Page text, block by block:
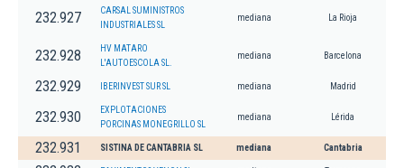
232.927
CARSAL SUMINISTROS
INDUSTRIALES SL
mediana La Rioja
232.928
HV MATARO
L'AUTOESCOLA SL.
mediana Barcelona
232.929 IBERINVEST SUR SL mediana Madrid
232.930
EXPLOTACIONES
PORCINAS MONEGRILLO SL
mediana Lérida
232.931 SISTINA DE CANTABRIA SL mediana Cantabria